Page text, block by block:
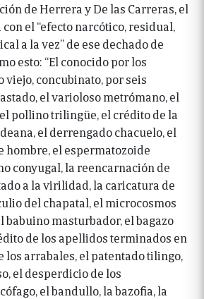
de Herrera y De las Carreras, el
el “efecto narcótico, residual,
a la vez” de ese dechado de
esto: “El conocido por los
viejo, concubinato, por seis
el varioloso metrómano, el
pollino trilingüe, el crédito de la
el derrengado chacuelo, el
hombre, el espermatozoide
conyugal, la reencarnación de
a la virilidad, la caricatura de
del chapatal, el microcosmos
babuino masturbador, el bagazo
de los apellidos terminados en
los arrabales, el patentado tilingo,
el desperdicio de los
el bandullo, la bazofia, la